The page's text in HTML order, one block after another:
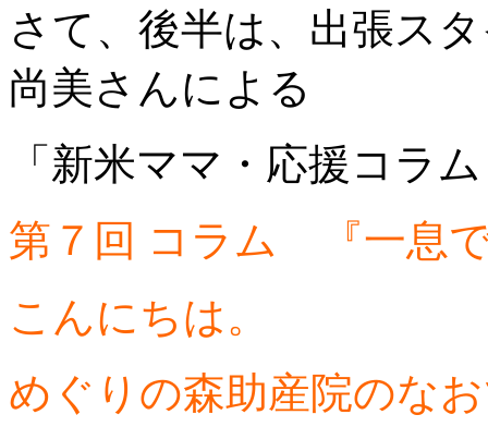
さて、後半は、出張ス
尚美さんによる
「新米ママ・応援コラ
第７回 コラム 『一息
こんにちは。
めぐりの森助産院のな